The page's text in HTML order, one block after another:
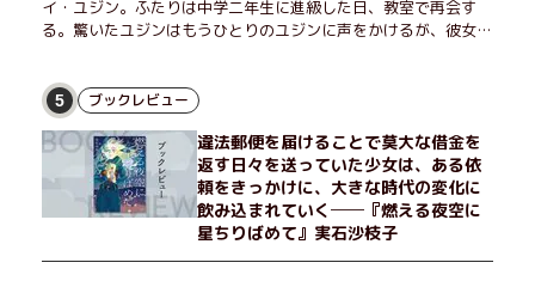
イ・ユジン。ふたりは中学二年生に進級した日、教室で再会す
る。驚いたユジンはもうひとりのユジンに声をかけるが、彼女は
トセラー小説の邦訳版。
5 ブックレビュー
違法郵便を届けることで莫大な借金を
返す日々を送っていた少女は、ある依
頼をきっかけに、大きな時代の変化に
飲み込まれていく──『燃える夜空に
星ちりばめて』実石沙枝子